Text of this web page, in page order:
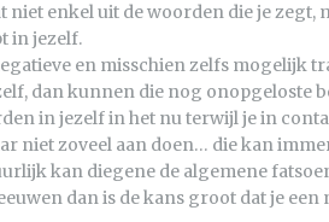
niet enkel uit de woorden die je
in jezelf.
en misschien zelfs mogelijk
dan kunnen die nog onopgeloste
in jezelf in het nu terwijl je in
niet zoveel aan doen… die kan
kan diegene de algemene
dan is de kans groot dat je